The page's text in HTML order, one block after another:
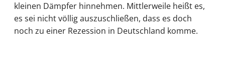
kleinen Dämpfer hinnehmen. Mittlerweile heißt es,
es sei nicht völlig auszuschließen, dass es doch
noch zu einer Rezession in Deutschland komme.